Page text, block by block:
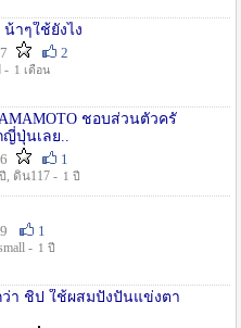
าๆใช้ยังไง
2
- 1 เดือน
ชอบส่วนตัวครั
ญี่ปุ่นเลย..
1
, ดิน117 - 1 ปี
1
- 1 ปี
ว่า ชิป ใช้ผสมปังปั่นแข่งตา